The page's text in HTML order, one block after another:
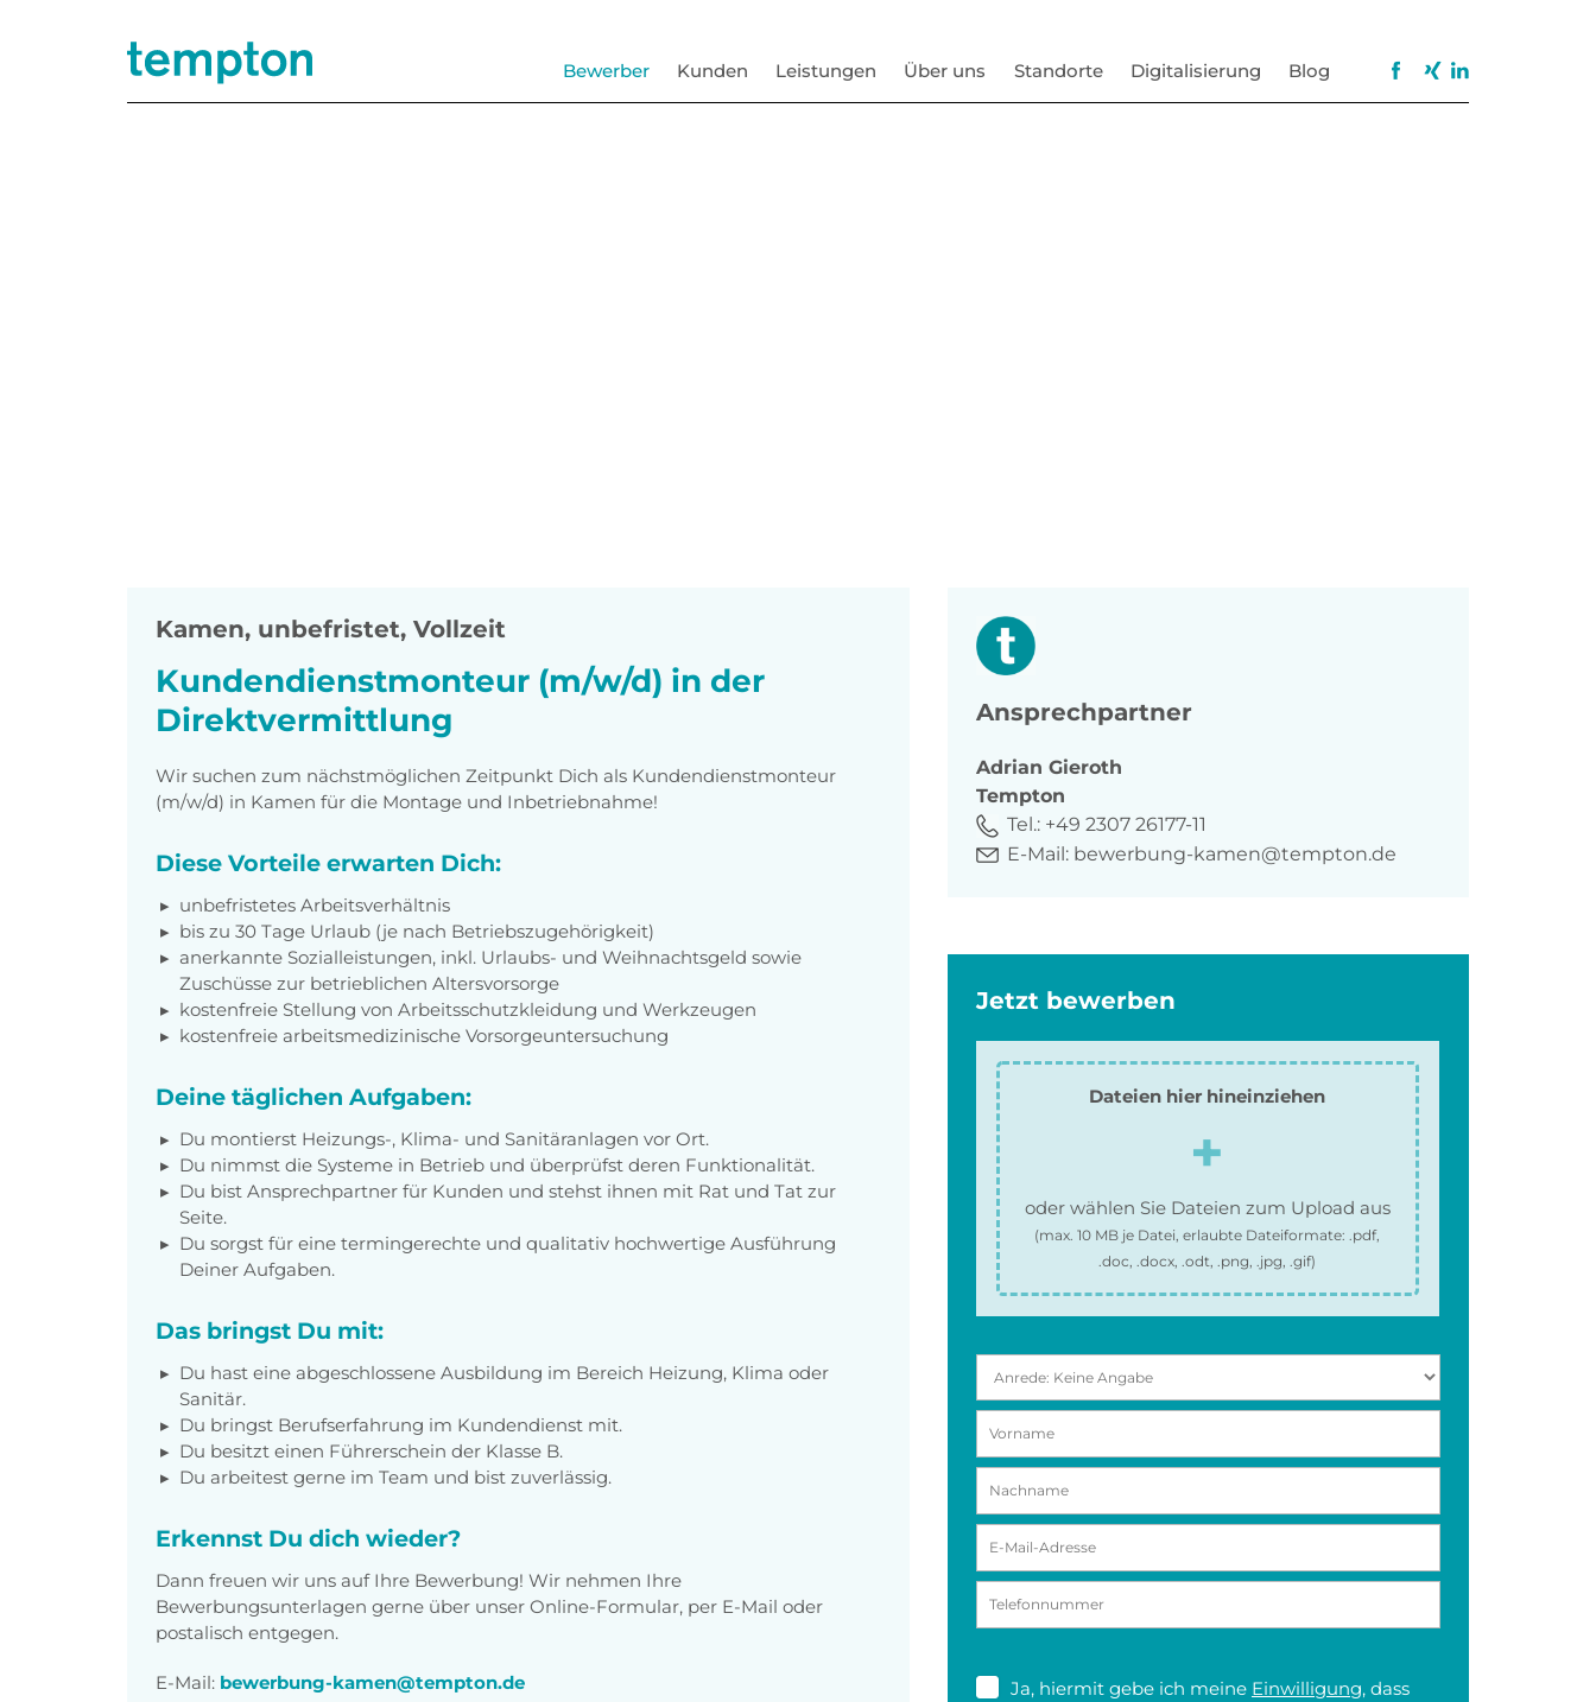
Bewerber Kunden Leistungen Über uns Standorte Digitalisierung Blog
Kamen, unbefristet, Vollzeit
Kundendienstmonteur (m/w/d) in der
Direktvermittlung
Wir suchen zum nächstmöglichen Zeitpunkt Dich als Kundendienstmonteur
(m/w/d) in Kamen für die Montage und Inbetriebnahme!
Diese Vorteile erwarten Dich:
unbefristetes Arbeitsverhältnis
bis zu 30 Tage Urlaub (je nach Betriebszugehörigkeit)
anerkannte Sozialleistungen, inkl. Urlaubs- und Weihnachtsgeld sowie
Zuschüsse zur betrieblichen Altersvorsorge
kostenfreie Stellung von Arbeitsschutzkleidung und Werkzeugen
kostenfreie arbeitsmedizinische Vorsorgeuntersuchung
Deine täglichen Aufgaben:
Du montierst Heizungs-, Klima- und Sanitäranlagen vor Ort.
Du nimmst die Systeme in Betrieb und überprüfst deren Funktionalität.
Du bist Ansprechpartner für Kunden und stehst ihnen mit Rat und Tat zur
Seite.
Du sorgst für eine termingerechte und qualitativ hochwertige Ausführung
Deiner Aufgaben.
Das bringst Du mit:
Du hast eine abgeschlossene Ausbildung im Bereich Heizung, Klima oder
Sanitär.
Du bringst Berufserfahrung im Kundendienst mit.
Du besitzt einen Führerschein der Klasse B.
Du arbeitest gerne im Team und bist zuverlässig.
Erkennst Du dich wieder?
Dann freuen wir uns auf Ihre Bewerbung! Wir nehmen Ihre
Bewerbungsunterlagen gerne über unser Online-Formular, per E-Mail oder
postalisch entgegen.
E-Mail: bewerbung-kamen@tempton.de
Ansprechpartner
Adrian Gieroth
Tempton
Tel.: +49 2307 26177-11
E-Mail: bewerbung-kamen@tempton.de
Jetzt bewerben
Dateien hier hineinziehen
oder wählen Sie Dateien zum Upload aus
(max.10 MB je Datei, erlaubte Dateiformate:.pdf,
.doc, .docx, .odt, .png, .jpg, .gif)
Ja, hiermit gebe ich meine Einwilligung, dass